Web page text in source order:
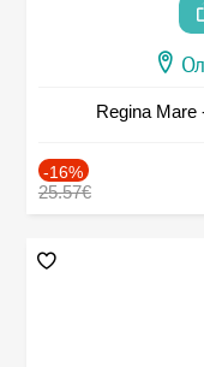
Regina Mare
-16%
25.57€